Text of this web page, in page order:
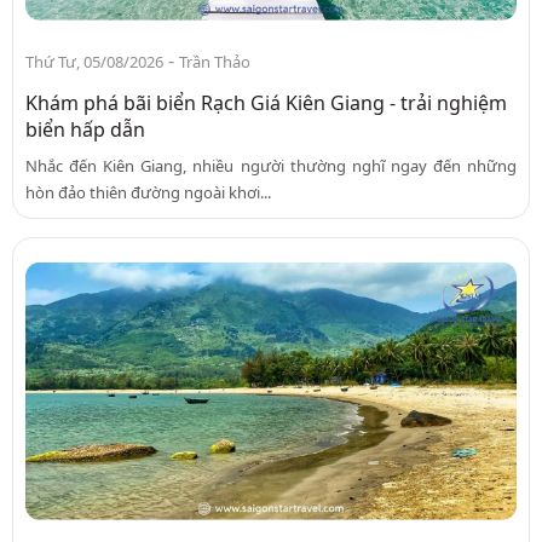
Thứ Tư, 05/08/2026 - Trần Thảo
Khám phá bãi biển Rạch Giá Kiên Giang - trải nghiệm
biển hấp dẫn
Nhắc đến Kiên Giang, nhiều người thường nghĩ ngay đến những
hòn đảo thiên đường ngoài khơi...